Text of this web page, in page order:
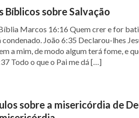
em Deus?
Bíblicos sobre Salvação
Marcos 16:16 Quem crer e for
João 6:35 Declarou-lhes
a mim, de modo algum terá fome, e
Todo o que o Pai me dá […]
sobre a misericórdia de